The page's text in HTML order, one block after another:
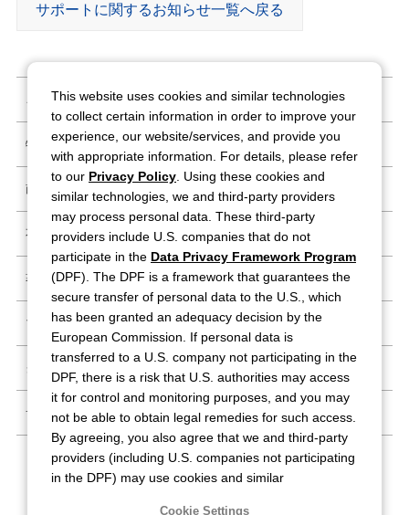
サポートに関するお知らせ一覧へ戻る
ご利用条件
特定商取引法に基づく表記
商標・登録商標
不正情報窓口
著作ガイドライン
プライバシーポリシー
クッキーポリシー
サイトマップ
Follow Us
This website uses cookies and similar technologies
to collect certain information in order to improve your
experience, our website/services, and provide you
with appropriate information. For details, please refer
to our Privacy Policy . Using these cookies and
similar technologies, we and third-party providers
may process personal data. These third-party
providers include U.S. companies that do not
participate in the Data Privacy Framework Program
(DPF). The DPF is a framework that guarantees the
secure transfer of personal data to the U.S., which
has been granted an adequacy decision by the
European Commission. If personal data is
transferred to a U.S. company not participating in the
DPF, there is a risk that U.S. authorities may access
it for control and monitoring purposes, and you may
not be able to obtain legal remedies for such access.
By agreeing, you also agree that we and third-party
providers (including U.S. companies not participating
in the DPF) may use cookies and similar
Cookie Settings